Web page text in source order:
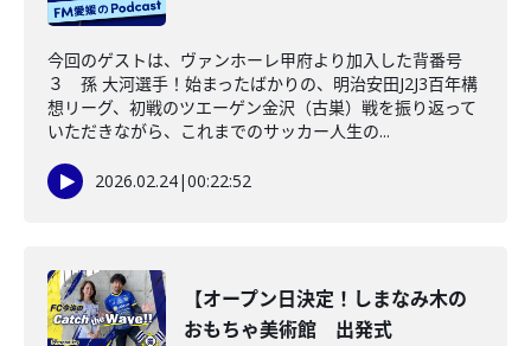
今回のゲストは、ヴァンホーレ甲府より加入した背番号
３ 孫 大河選手！始まったばかりの、明治安田J2J3百年構
想リーグ、初戦のツエーゲン金沢（古巣）戦を振り返って
いただきながら、これまでのサッカー人生の...
2026.02.24|00:22:52
【オープン日決定！しまなみ木の
おもちゃ美術館 出発式